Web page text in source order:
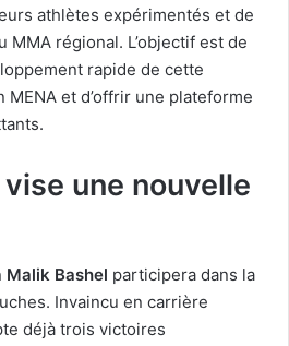
athlètes expérimentés et de
régional. L’objectif est de
rapide de cette
et d’offrir une plateforme
une nouvelle
Malik Bashel participera dans la
Invaincu en carrière
déjà trois victoires